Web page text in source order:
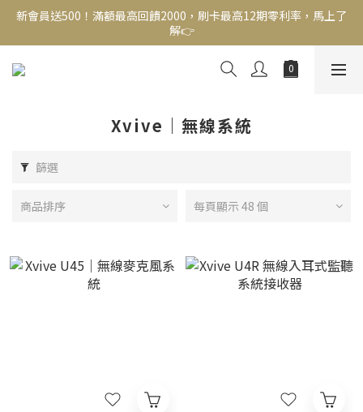
新會員送500！滿額最高回饋2000，刷卡最高12期零利率，馬上了
解👉
新會員送500！滿額最高回饋2000，刷卡最高12期零利率，馬上了
解👉
結帳頁選zingala銀角零卡分期，輕鬆打包
解👉
Xvive｜無線系統
篩選
商品排序 每頁顯示 48 個